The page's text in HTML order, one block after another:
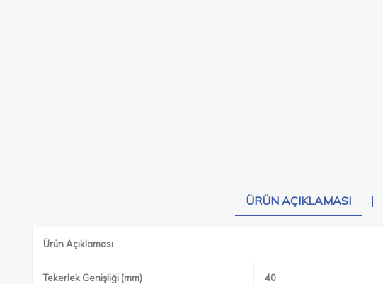
ÜRÜN AÇIKLAMASI
Ürün Açıklaması
Tekerlek Genişliği (mm) 40